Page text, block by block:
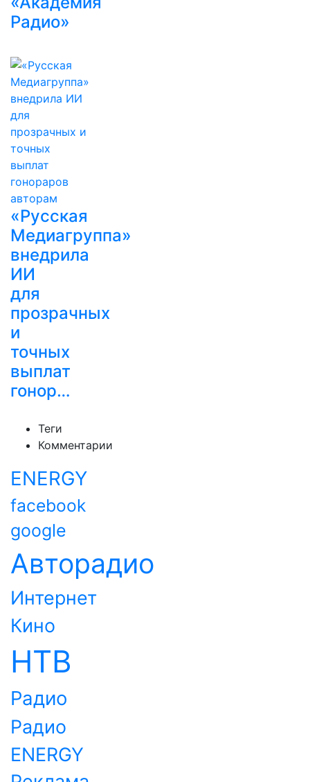
Радио»
«Русская
Медиагруппа»
внедрила
ИИ
для
прозрачных
и
точных
выплат
гонор…
Теги
Комментарии
ENERGY
facebook
google
Авторадио
Интернет
Кино
НТВ
Радио
Радио
ENERGY